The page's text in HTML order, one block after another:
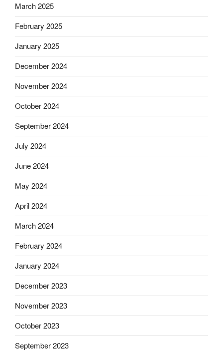
March 2025
February 2025
January 2025
December 2024
November 2024
October 2024
September 2024
July 2024
June 2024
May 2024
April 2024
March 2024
February 2024
January 2024
December 2023
November 2023
October 2023
September 2023